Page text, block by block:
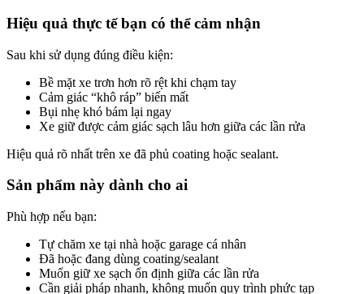
Hiệu quả thực tế bạn có thể cảm nhận
Sau khi sử dụng đúng điều kiện:
Bề mặt xe trơn hơn rõ rệt khi chạm tay
Cảm giác “khô ráp” biến mất
Bụi nhẹ khó bám lại ngay
Xe giữ được cảm giác sạch lâu hơn giữa các lần rửa
Hiệu quả rõ nhất trên xe đã phủ coating hoặc sealant.
Sản phẩm này dành cho ai
Phù hợp nếu bạn:
Tự chăm xe tại nhà hoặc garage cá nhân
Đã hoặc đang dùng coating/sealant
Muốn giữ xe sạch ổn định giữa các lần rửa
Cần giải pháp nhanh, không muốn quy trình phức tạp